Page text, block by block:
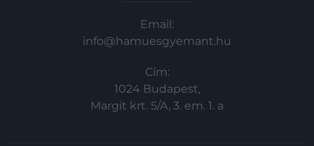
Email:
info@hamuesgyemant.hu
Cím:
1024 Budapest,
Margit krt. 5/A, 3. em. 1. a